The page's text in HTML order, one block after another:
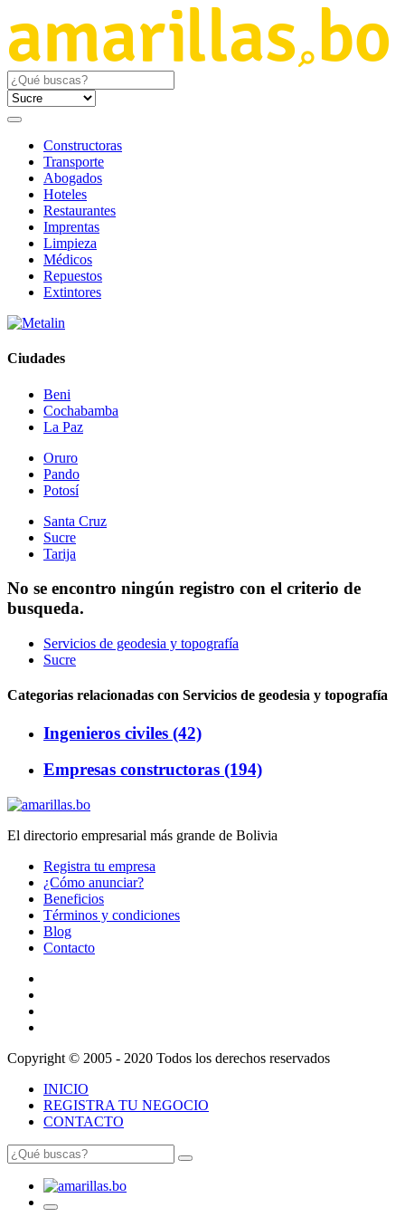
Constructoras
Transporte
Abogados
Hoteles
Restaurantes
Imprentas
Limpieza
Médicos
Repuestos
Extintores
Ciudades
Beni
Cochabamba
La Paz
Oruro
Pando
Potosí
Santa Cruz
Sucre
Tarija
No se encontro ningún registro con el criterio de
busqueda.
Servicios de geodesia y topografía
Sucre
Categorias relacionadas con Servicios de geodesia y topografía
Ingenieros civiles (42)
Empresas constructoras (194)
El directorio empresarial más grande de Bolivia
Registra tu empresa
¿Cómo anunciar?
Beneficios
Términos y condiciones
Blog
Contacto
Copyright © 2005 - 2020 Todos los derechos reservados
INICIO
REGISTRA TU NEGOCIO
CONTACTO